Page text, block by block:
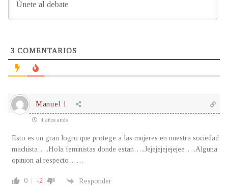
3 COMENTARIOS
Manuel 1
4 años atrás
Esto es un gran logro que protege a las mujeres en nuestra sociedad
machista…..Hola feministas donde estan…..Jejejejejejejee…..Alguna
opinion al respecto……
0 -2 Responder